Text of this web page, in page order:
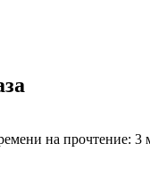
на прочтение: